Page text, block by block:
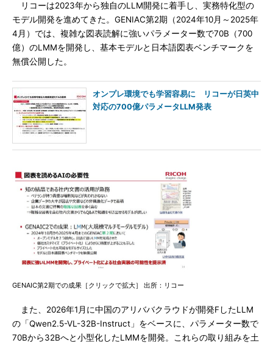
リコーは2023年から独自のLLM開発に着手し、実務特化型の
モデル開発を進めてきた。GENIAC第2期（2024年10月～2025年
4月）では、複雑な図表読解に強いパラメーター数で70B（700
億）のLMMを開発し、基本モデルと日本語図表ベンチマークを
無償公開した。
オンプレ環境でも学習容易に リコーが日英中
対応の700億パラメータLLM発表
GENAIC第2期での成果［クリックで拡大］ 出所：リコー
また、2026年1月に中国のアリババクラウドが開発FしたLLM
の「Qwen2.5-VL-32B-Instruct」をベースに、パラメーター数で
70Bから32Bへと小型化したLMMを開発。これらの取り組みを土